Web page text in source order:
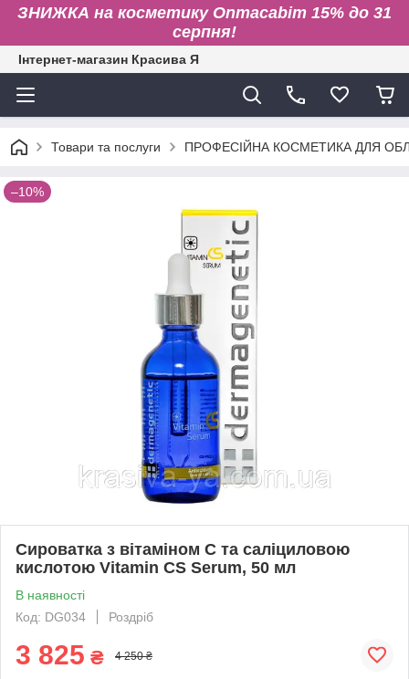
ЗНИЖКА на косметику Onmacabim 15% до 31
серпня!
Інтернет-магазин Красива Я
Товари та послуги ПРОФЕСІЙНА КОСМЕТИКА ДЛЯ
–10%
Сироватка з вітаміном С та саліциловою
кислотою Vitamin CS Serum, 50 мл
В наявності
Код: DG034
Роздріб
3 825 ₴ 4 250 ₴